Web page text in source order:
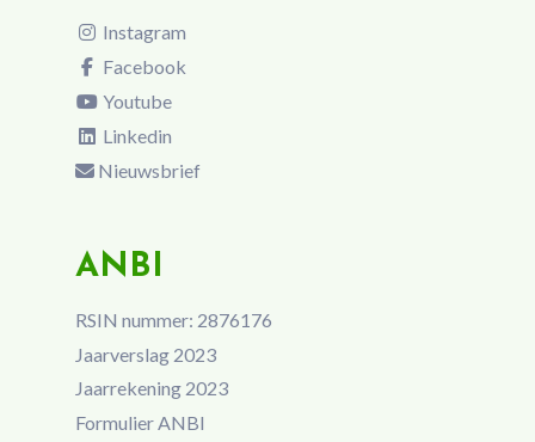
Instagram
Facebook
Youtube
Linkedin
Nieuwsbrief
ANBI
RSIN nummer: 2876176
Jaarverslag 2023
Jaarrekening 2023
Formulier ANBI